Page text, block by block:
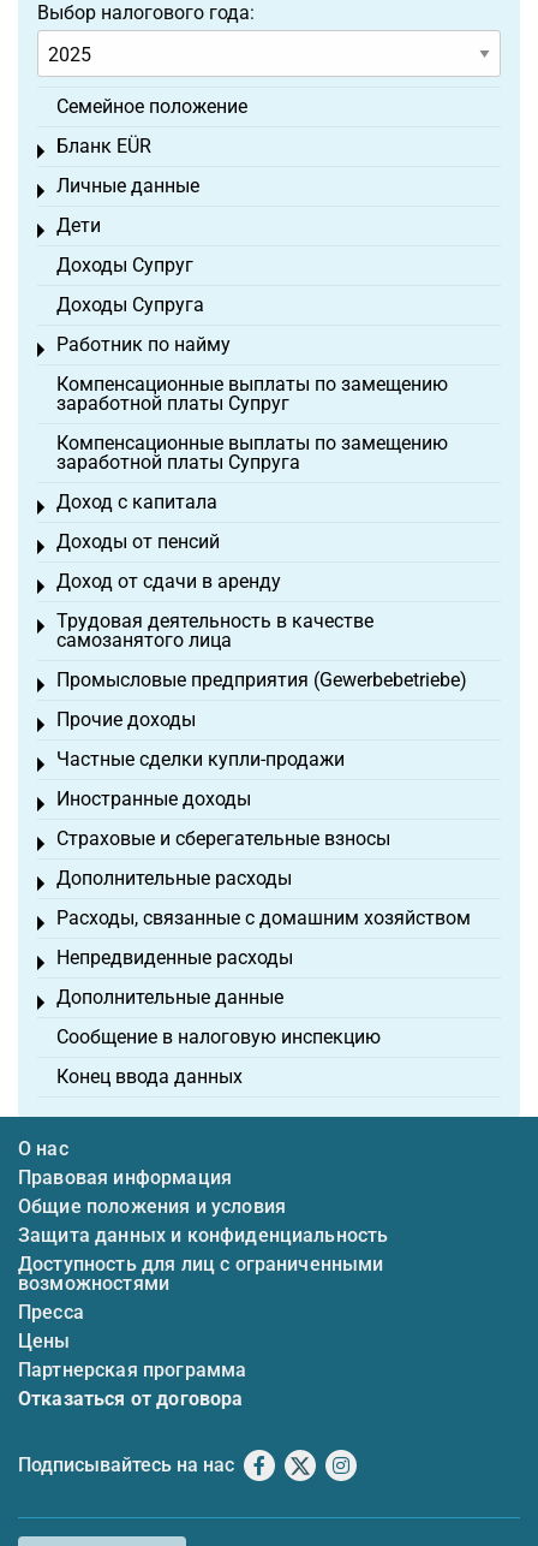
Выбор налогового года:
Семейное положение
Бланк EÜR
Toggle menu
Личные данные
Toggle menu
Дети
Toggle menu
Доходы Супруг
Доходы Супруга
Работник по найму
Toggle menu
Компенсационные выплаты по замещению
заработной платы Супруг
Компенсационные выплаты по замещению
заработной платы Супруга
Доход с капитала
Toggle menu
Доходы от пенсий
Toggle menu
Доход от сдачи в аренду
Toggle menu
Трудовая деятельность в качестве
самозанятого лица
Toggle menu
Промысловые предприятия (Gewerbebetriebe)
Toggle menu
Прочие доходы
Toggle menu
Частные сделки купли-продажи
Toggle menu
Иностранные доходы
Toggle menu
Страховые и сберегательные взносы
Toggle menu
Дополнительные расходы
Toggle menu
Расходы, связанные с домашним хозяйством
Toggle menu
Непредвиденные расходы
Toggle menu
Дополнительные данные
Toggle menu
Сообщение в налоговую инспекцию
Конец ввода данных
О нас
Правовая информация
Общие положения и условия
Защита данных и конфиденциальность
Доступность для лиц с ограниченными
возможностями
Пресса
Цены
Партнерская программа
Отказаться от договора
Подписывайтесь на нас Facebook
X Instagram